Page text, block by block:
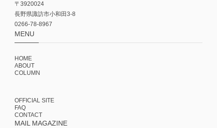
〒3920024
長野県諏訪市小和田3-8
0266-78-8967
MENU
HOME
ABOUT
COLUMN
OFFICIAL SITE
FAQ
CONTACT
MAIL MAGAZINE